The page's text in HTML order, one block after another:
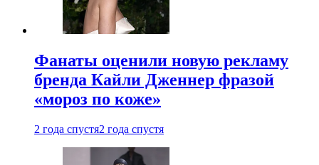
Фанаты оценили новую рекламу
бренда Кайли Дженнер фразой
«мороз по коже»
2 года спустя2 года спустя